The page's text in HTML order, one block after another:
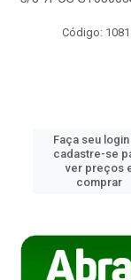
Código:
Faça seu
cadastre-se
ver preços
comprar